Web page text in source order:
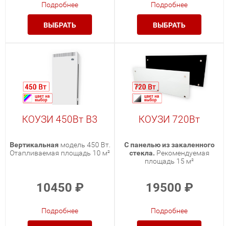
Подробнее
ВЫБРАТЬ
Подробнее
ВЫБРАТЬ
КОУЗИ 450Вт В3
Вертикальная модель 450 Вт.
Отапливаемая площадь 10 м²
10450 ₽
Подробнее
КОУЗИ 720Вт
С панелью из закаленного
стекла. Рекомендуемая
площадь 15 м²
19500 ₽
Подробнее